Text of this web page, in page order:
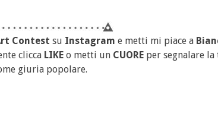
Contest su Instagram e metti mi piace a
clicca LIKE o metti un CUORE per segnalare la
giuria popolare.